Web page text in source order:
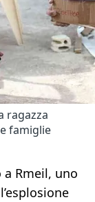
ragazza
famiglie
Rmeil, uno